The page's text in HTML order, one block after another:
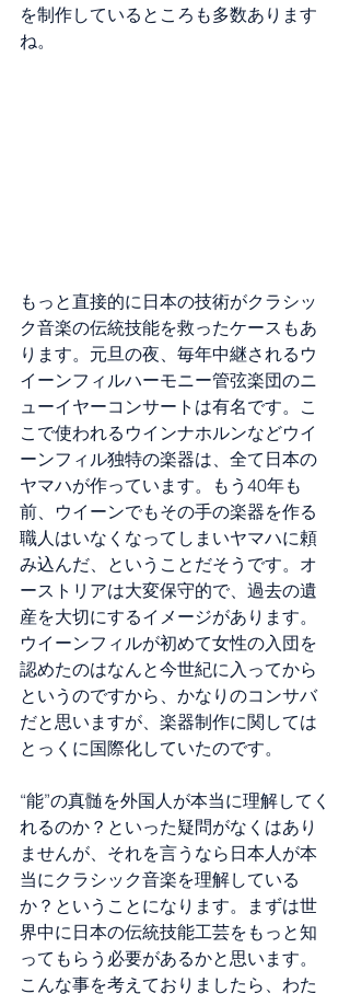
を制作しているところも多数あります
ね。
もっと直接的に日本の技術がクラシッ
ク音楽の伝統技能を救ったケースもあ
ります。元旦の夜、毎年中継されるウ
イーンフィルハーモニー管弦楽団のニ
ューイヤーコンサートは有名です。こ
こで使われるウインナホルンなどウイ
ーンフィル独特の楽器は、全て日本の
ヤマハが作っています。もう40年も
前、ウイーンでもその手の楽器を作る
職人はいなくなってしまいヤマハに頼
み込んだ、ということだそうです。オ
ーストリアは大変保守的で、過去の遺
産を大切にするイメージがあります。
ウイーンフィルが初めて女性の入団を
認めたのはなんと今世紀に入ってから
というのですから、かなりのコンサバ
だと思いますが、楽器制作に関しては
とっくに国際化していたのです。
“能”の真髄を外国人が本当に理解してく
れるのか？といった疑問がなくはあり
ませんが、それを言うなら日本人が本
当にクラシック音楽を理解している
か？ということになります。まずは世
界中に日本の伝統技能工芸をもっと知
ってもらう必要があるかと思います。
こんな事を考えておりましたら、わた